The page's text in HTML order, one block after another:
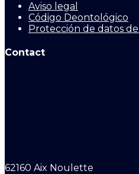
Aviso legal
Código Deontológico
Protección de datos
Contact
62160 Aix Noulette